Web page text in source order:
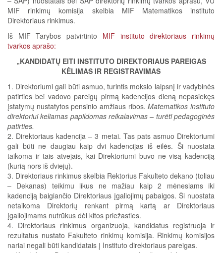
MIF rinkimų komisija skelbia MIF Matematikos instituto
Direktoriaus rinkimus.
Iš MIF Tarybos patvirtinto MIF instituto direktoriaus rinkimų
tvarkos aprašo:
„KANDIDATŲ EITI INSTITUTO DIREKTORIAUS PAREIGAS
KĖLIMAS IR REGISTRAVIMAS
1. Direktoriumi gali būti asmuo, turintis mokslo laipsnį ir vadybinės
patirties bei vadovo pareigų pirmą kadencijos dieną nepasiekęs
įstatymų nustatytos pensinio amžiaus ribos.Matematikos instituto
direktoriui keliamas papildomas reikalavimas – turėti pedagoginės
patirties.
2. Direktoriaus kadencija – 3 metai. Tas pats asmuo Direktoriumi
gali būti ne daugiau kaip dvi kadencijas iš eilės. Ši nuostata
taikoma ir tais atvejais, kai Direktoriumi buvo ne visą kadenciją
(kurią nors iš dviejų).
3. Direktoriaus rinkimus skelbia Rektorius Fakulteto dekano (toliau
– Dekanas) teikimu likus ne mažiau kaip 2 mėnesiams iki
kadenciją baigiančio Direktoriaus įgaliojimų pabaigos. Ši nuostata
netaikoma Direktorių renkant pirmą kartą ar Direktoriaus
įgaliojimams nutrūkus dėl kitos priežasties.
4. Direktoriaus rinkimus organizuoja, kandidatus registruoja ir
rezultatus nustato Fakulteto rinkimų komisija. Rinkimų komisijos
nariai negali būti kandidatais į Instituto direktoriaus pareigas.